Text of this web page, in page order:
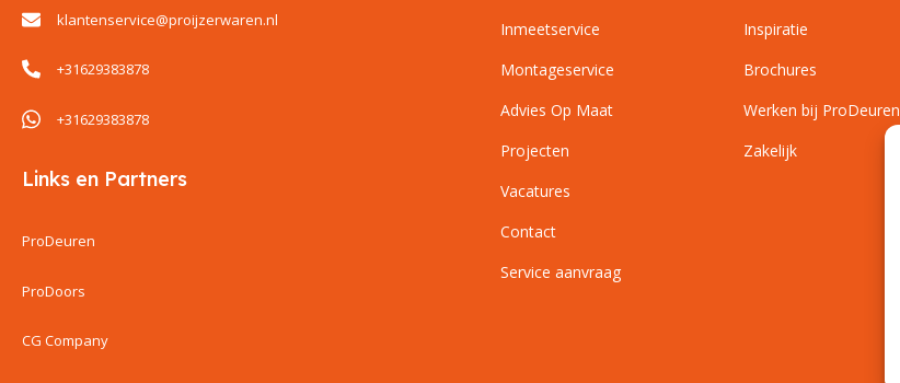
klantenservice@proijzerwaren.nl
+31629383878
+31629383878
Links en Partners
ProDeuren
ProDoors
CG Company
Inmeetservice
Montageservice
Advies Op Maat
Projecten
Vacatures
Contact
Service aanvraag
Inspiratie
Brochures
Werken bij ProDeuren
Zakelijk